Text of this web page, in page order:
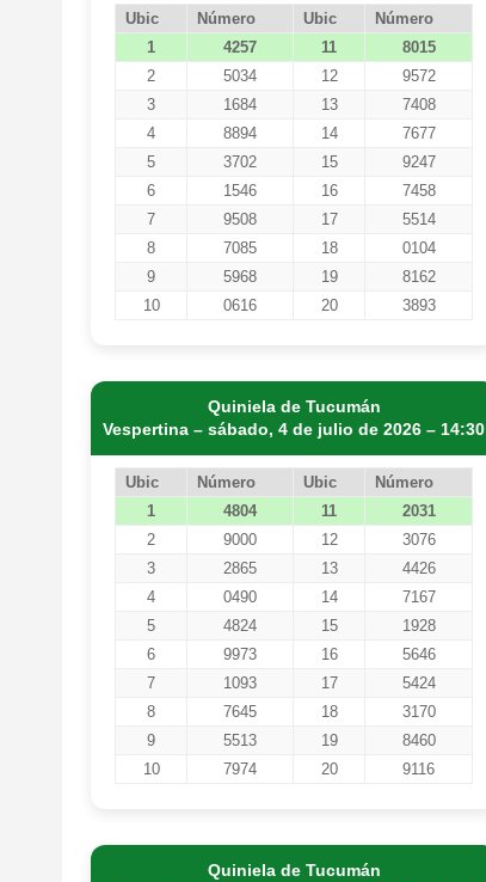
Ubic Número Ubic
Número
1
4257 11
8015
2
5034 12
9572
3
1684 13
7408
4
8894 14
7677
5
3702 15
9247
6
1546 16
7458
7
9508 17
5514
8
7085 18
0104
9
5968 19
8162
10
0616 20 3893
Quiniela de Tucumán
Vespertina – sábado, 4 de julio de 2026 – 14:30
Ubic Número Ubic
Número
1
4804 11
2031
2
9000 12
3076
3
2865 13
4426
4
0490 14
7167
5
4824 15
1928
6
9973 16
5646
7
1093 17
5424
8
7645 18
3170
9
5513 19
8460
10
7974 20 9116
Quiniela de Tucumán